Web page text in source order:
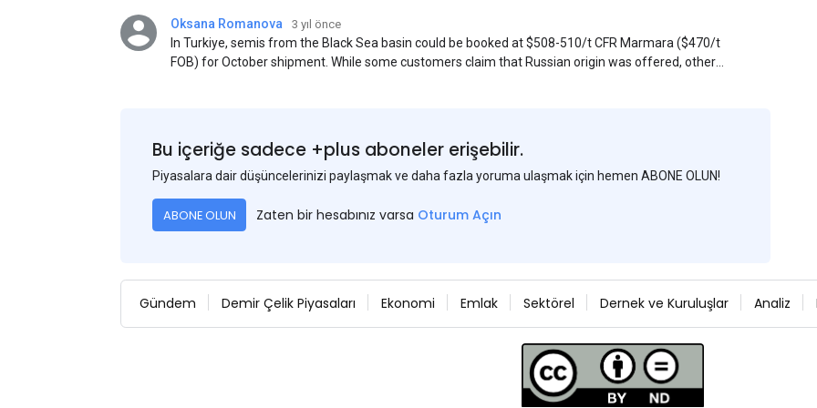
Oksana Romanova 3 yıl önce
In Turkiye, semis from the Black Sea basin could be booked at $508-510/t CFR Marmara ($470/t
FOB) for October shipment. While some customers claim that Russian origin was offered, other
publication. This was a re-export of Donbas material provided by a Russian mill.
Bu içeriğe sadece +plus aboneler erişebilir.
Piyasalara dair düşüncelerinizi paylaşmak ve daha fazla yoruma ulaşmak için hemen ABONE OLUN!
ABONE OLUN Zaten bir hesabınız varsa Oturum Açın
Gündem Demir Çelik Piyasaları Ekonomi Emlak Sektörel Dernek ve Kuruluşlar Analiz